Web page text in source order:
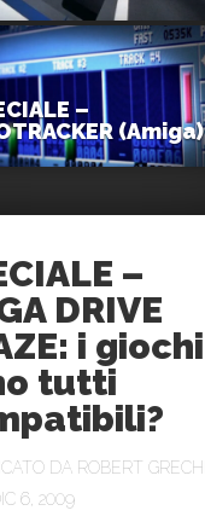
–
(Amiga)
–
DRIVE
i giochi
tutti
DA ROBERT GRECHI
6, 2009